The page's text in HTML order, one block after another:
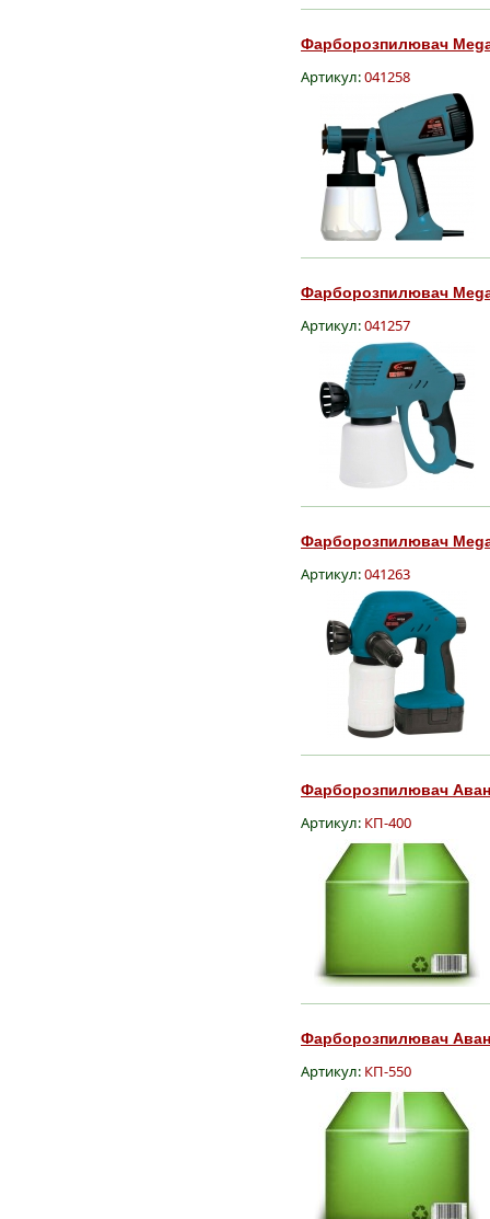
Фарборозпилювач
Артикул:041258
Фарборозпилювач
Артикул:041257
Фарборозпилювач
Артикул:041263
Фарборозпилювач
Артикул: КП-400
Фарборозпилювач
Артикул: КП-550